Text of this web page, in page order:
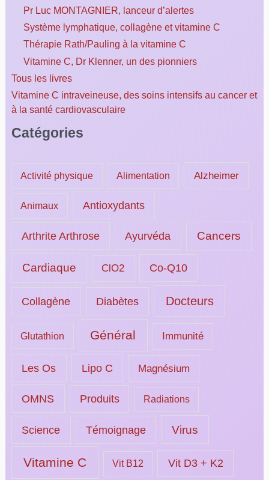
Pr Luc MONTAGNIER, lanceur d’alertes
Système lymphatique, collagène et vitamine C
Thérapie Rath/Pauling à la vitamine C
Vitamine C, Dr Klenner, un des pionniers
Tous les livres
Vitamine C intraveineuse, des soins intensifs au cancer et
à la santé cardiovasculaire
Catégories
Activité physique Alimentation Alzheimer
Animaux Antioxydants
Arthrite Arthrose Ayurvéda Cancers
Cardiaque ClO2 Co-Q10
Collagène Diabètes Docteurs
Glutathion Général Immunité
Les Os Lipo C Magnésium
OMNS Produits Radiations
Science Témoignage Virus
Vitamine C Vit B12 Vit D3 + K2